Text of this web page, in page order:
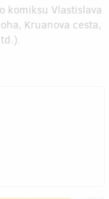
komiksu Vlastislava
Kruanova cesta,